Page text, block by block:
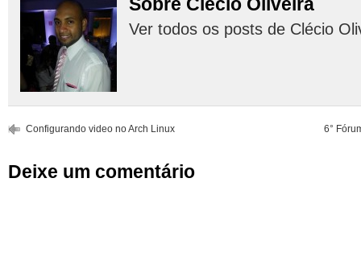
Ver todos os posts de Clécio
Configurando video no Arch Linux 6°
Deixe um comentário